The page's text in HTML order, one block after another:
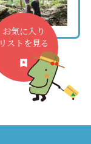
お気に入り
リストを見る